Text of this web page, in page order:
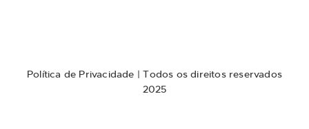
Política de Privacidade | Todos os direitos reservados
2025